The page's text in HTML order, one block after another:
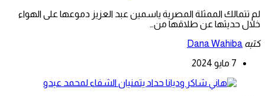
لم تتمالك الممثلة المصرية ياسمين عبد العزيز دموعها على الهواء
خلال حديثها عن طلاقها من…
كتبه Dana Wahiba
7 مايو 2024